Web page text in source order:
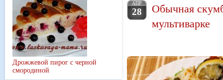
Дрожжевой пирог с черной
смородиной
АПР
28
Обычная
мультиварке